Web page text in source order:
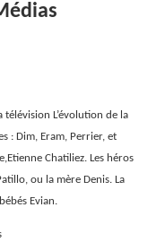
L’évolution de la
: Dim, Eram, Perrier, et
Chatiliez. Les héros
ou la mère Denis. La
Evian.